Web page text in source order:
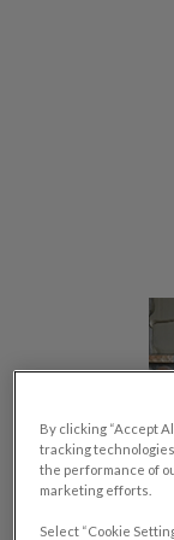
By clicking “Accept
tracking
the performance of
marketing efforts.
Select “Cookie